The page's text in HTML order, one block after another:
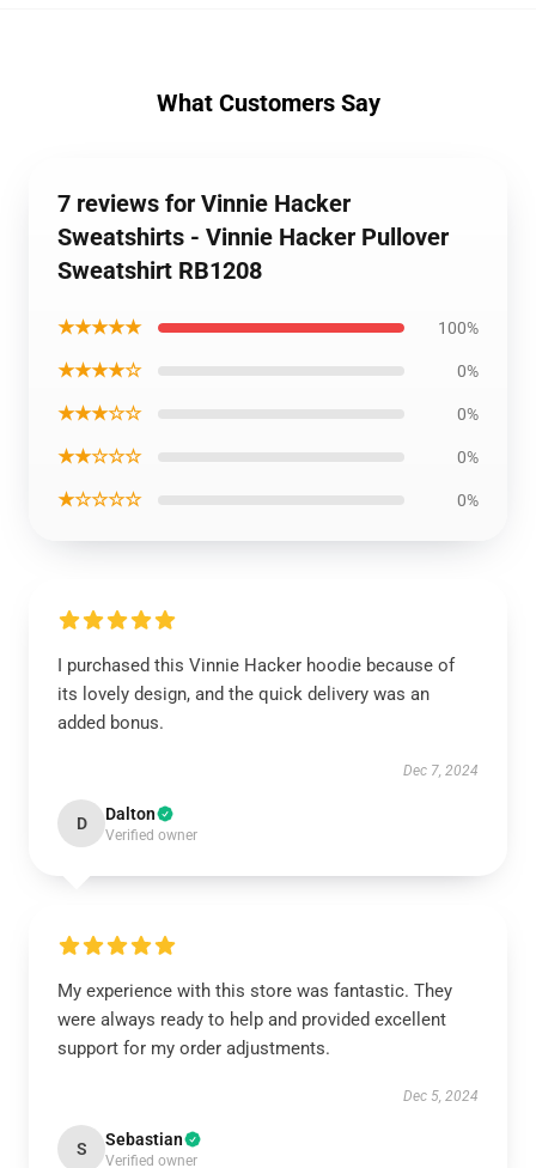
What Customers Say
7 reviews for Vinnie Hacker
Sweatshirts - Vinnie Hacker Pullover
Sweatshirt RB1208
★★★★★ 100%
★★★★☆ 0%
★★★☆☆ 0%
★★☆☆☆ 0%
★☆☆☆☆ 0%
I purchased this Vinnie Hacker hoodie because of
its lovely design, and the quick delivery was an
added bonus.
Dec 7, 2024
D Dalton
Verified owner
My experience with this store was fantastic. They
were always ready to help and provided excellent
support for my order adjustments.
Dec 5, 2024
S Sebastian
Verified owner